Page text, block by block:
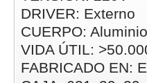
DRIVER: Externo
CUERPO: Aluminio
VIDA ÚTIL:
FABRICADO EN: